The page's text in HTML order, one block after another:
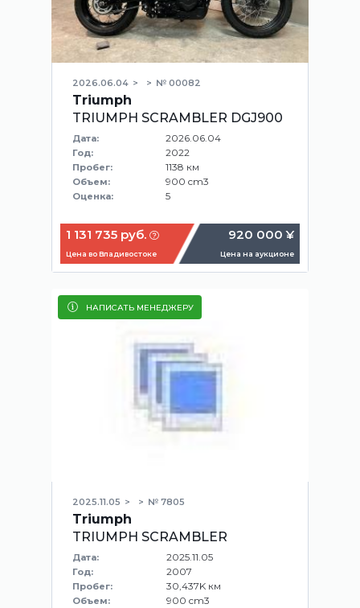
2026.06.04 № 00082
Triumph
TRIUMPH SCRAMBLER DGJ900
Дата: 2026.06.04
Год: 2022
Пробег: 1138 км
Объем: 900 cm3
Оценка: 5
1 131 735 руб.
Цена во Владивостоке
920 000 ¥
Цена на аукционе
НАПИСАТЬ МЕНЕДЖЕРУ
2025.11.05 № 7805
Triumph
TRIUMPH SCRAMBLER
Дата: 2025.11.05
Год: 2007
Пробег: 30,437K км
Объем: 900 cm3